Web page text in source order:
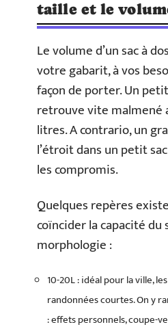
taille et le
Le volume d’un sac à
votre gabarit, à vos
façon de porter. Un
retrouve vite malmené
litres. A contrario, un
l’étroit dans un petit
les compromis.
Quelques repères
coïncider la capacité du
morphologie :
10-20L : idéal pour la ville,
randonnées courtes. On y
: effets personnels, coupe-